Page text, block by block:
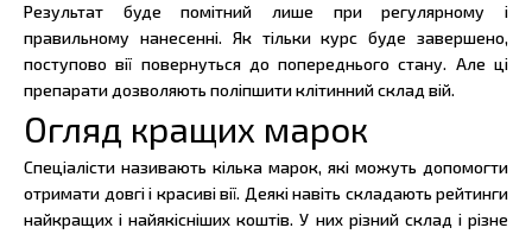
Результат буде помітний лише при регулярному і
правильному нанесенні. Як тільки курс буде завершено,
поступово вії повернуться до попереднього стану. Але ці
препарати дозволяють поліпшити клітинний склад вій.
Огляд кращих марок
Спеціалісти називають кілька марок, які можуть допомогти
отримати довгі і красиві вії. Деякі навіть складають рейтинги
найкращих і найякісніших коштів. У них різний склад і різне